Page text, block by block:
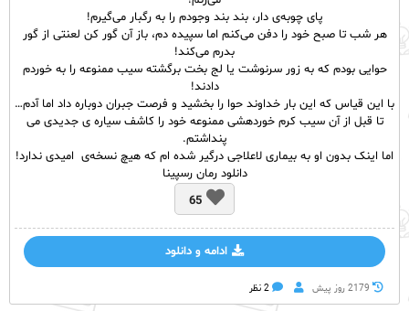
پای چوبه‌ی دار، بند بند وجودم را به رگبار می‌گیرم!
هر شب تا صبح خود را دفن می‌کنم اما سپیده دم، باز آن گور کن لعنتی از گور
بدرم می‌کند!
حوایی بودم که به زور سرنوشت یا لج بخت برگشته سیب ممنوعه را به خوردم
دادند!
با این قیاس که این بار خداوند حوا را بخشید و فرصت جبران دوباره داد اما آدم…
تا قبل از آن سیب کرم خوردهشی ممنوعه خود را کاشف سیاره ی جدیدی می
پنداشتم.
اما اینک بدون او به بیماری لاعلاجی درگیر شده ام که هیچ نسخه‌ی امیدی ندارد!
دانلود رمان رسپینا
65
ادامه و دانلود
2179 روز پيش 2 نظر